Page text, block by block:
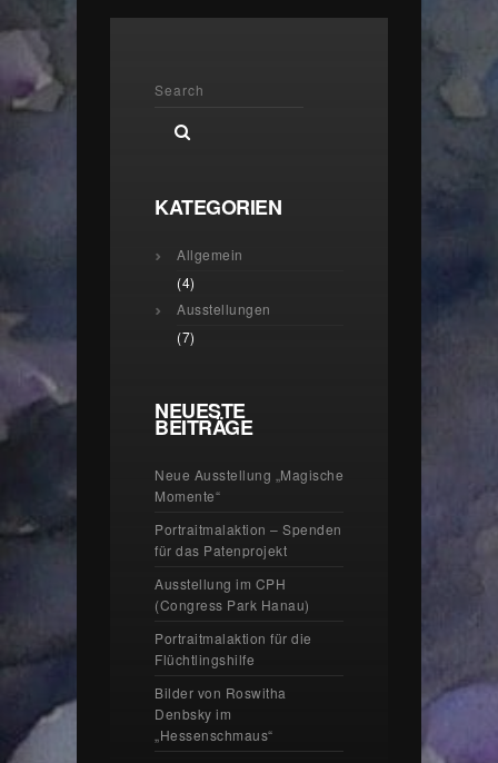
KATEGORIEN
Allgemein
(4)
Ausstellungen
(7)
NEUESTE
BEITRÄGE
Neue Ausstellung „Magische
Momente“
Portraitmalaktion – Spenden
für das Patenprojekt
Ausstellung im CPH
(Congress Park Hanau)
Portraitmalaktion für die
Flüchtlingshilfe
Bilder von Roswitha
Denbsky im
„Hessenschmaus“